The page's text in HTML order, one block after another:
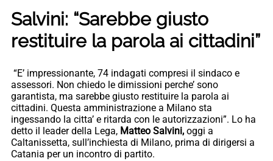
Salvini: “Sarebbe giusto
restituire la parola ai cittadini”
“E’ impressionante, 74 indagati compresi il sindaco e
assessori. Non chiedo le dimissioni perche’ sono
garantista, ma sarebbe giusto restituire la parola ai
cittadini. Questa amministrazione a Milano sta
ingessando la citta’ e ritarda con le autorizzazioni”. Lo ha
detto il leader della Lega, Matteo Salvini, oggi a
Caltanissetta, sull’inchiesta di Milano, prima di dirigersi a
Catania per un incontro di partito.